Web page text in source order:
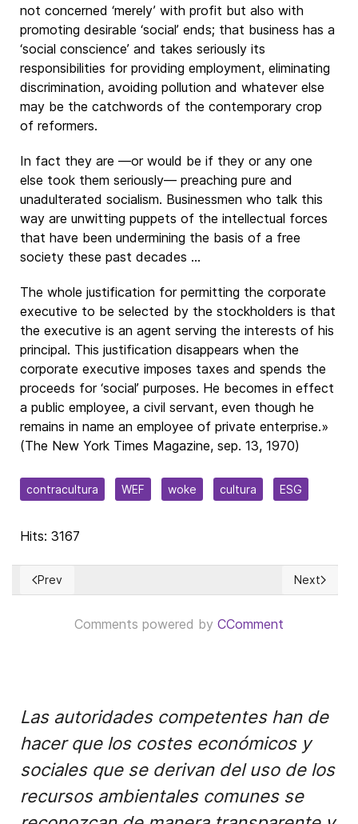
not concerned ‘merely’ with profit but also with
promoting desirable ‘social’ ends; that business has a
‘social conscience’ and takes seriously its
responsibilities for providing employment, eliminating
discrimination, avoiding pollution and whatever else
may be the catchwords of the contemporary crop
of reformers.
In fact they are —or would be if they or any one
else took them seriously— preaching pure and
unadulterated socialism. Businessmen who talk this
way are unwitting puppets of the intellectual forces
that have been undermining the basis of a free
society these past decades …
The whole justification for permitting the corporate
executive to be selected by the stockholders is that
the executive is an agent serving the interests of his
principal. This justification disappears when the
corporate executive imposes taxes and spends the
proceeds for ‘social’ purposes. He becomes in effect
a public employee, a civil servant, even though he
remains in name an employee of private enterprise.»
(The New York Times Magazine, sep. 13, 1970)
contracultura WEF woke cultura ESG
Hits: 3167
Previous article: 2023: Derroche populista vs Ciencia
Prev Next
Next
Comments powered by CComment
Las autoridades competentes han de
hacer que los costes económicos y
sociales que se derivan del uso de los
recursos ambientales comunes se